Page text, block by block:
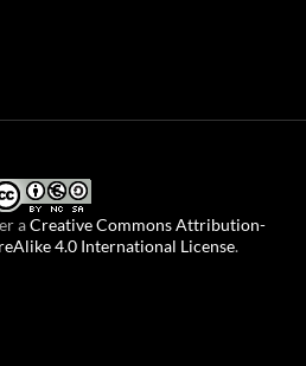
aCreative Commons Attribution-
4.0 International License.